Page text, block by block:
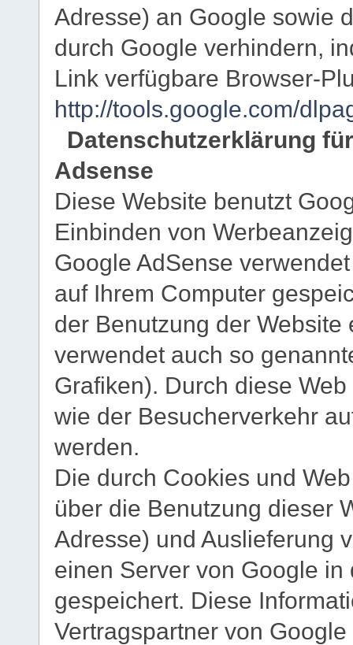
Adresse) an Google sowie
durch Google verhindern,
Link verfügbare Browser-
http://tools.google.com/
Datenschutzerklärung
Adsense
Diese Website benutzt
Einbinden von
Google AdSense
auf Ihrem Computer
der Benutzung der
verwendet auch so
Grafiken). Durch diese
wie der Besucherverkehr
werden.
Die durch Cookies und
über die Benutzung dieser
Adresse) und Auslieferung
einen Server von Google
gespeichert. Diese
Vertragspartner von